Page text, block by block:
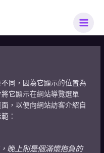
同，因為它顯示的位置為
它顯示在網站導覽選單
，以便向網站訪客介紹自
：
晚上則是個滿懷抱負的